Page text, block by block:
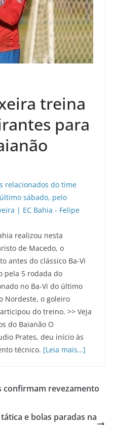
treina
para
realizou nesta
de Macedo, o
antes do clássico Ba-Vi
pela 5 rodada do
no Ba-Vi do último
Nordeste, o goleiro
do treino. >> Veja
do Baianão O
Prates, deu início às
técnico. [Leia mais…]
confirmam revezamento
e bolas paradas na